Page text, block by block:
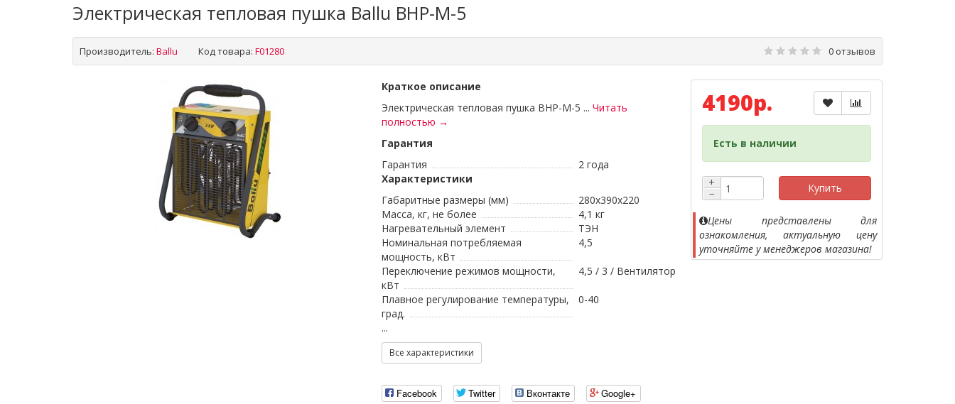
Электрическая тепловая пушка Ballu BHP-M-5
Производитель: Ballu Код товара: F01280 0 отзывов
Краткое описание
Электрическая тепловая пушка BHP-M-5 ... Читать
полностью →
Гарантия
Гарантия
2 года
Характеристики
Габаритные размеры (мм)
280x390x220
Масса, кг, не более
4,1 кг
Нагревательный элемент
ТЭН
Номинальная потребляемая
мощность, кВт
4,5
Переключение режимов мощности,
кВт
4,5 / 3 / Вентилятор
Плавное регулирование температуры,
град.
0-40
...
Все характеристики
Facebook Twitter Вконтакте Google+
4190р.
Есть в наличии
+
−
Купить
Цены представлены для
ознакомления, актуальную цену
уточняйте у менеджеров магазина!